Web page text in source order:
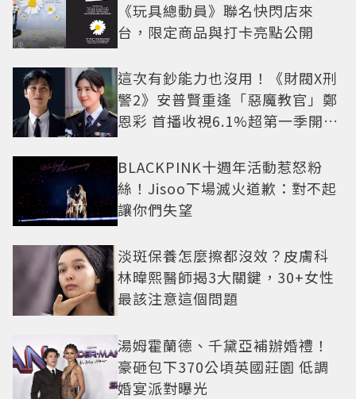
《玩具總動員》聯名快閃店來
台，限定商品與打卡亮點公開
這次有鈔能力也沒用！《財閥X刑
警2》安普賢重逢「惡魔教官」鄭
恩彩 首播收視6.1%超第一季開紅
BLACKPINK十週年活動惹怒粉
絲！Jisoo下場滅火道歉：對不起
讓你們失望
淡斑保養怎麼擦都沒效？皮膚科
林暐熙醫師揭3大關鍵，30+女性
最該注意這個問題
湯姆霍蘭德、千黛亞補辦婚禮！
豪砸包下370公頃英國莊園 低調
婚宴派對曝光